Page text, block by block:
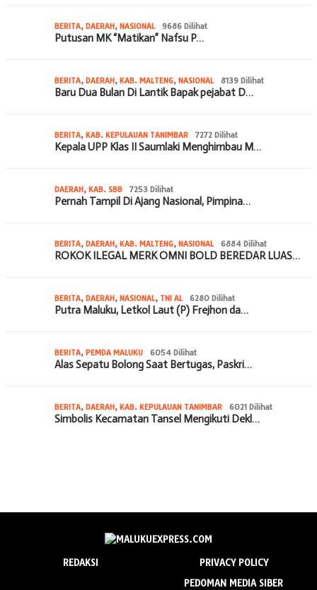
BERITA, DAERAH, NASIONAL 9686 Dilihat
Putusan MK “Matikan” Nafsu P…
BERITA, DAERAH, KAB. MALTENG, NASIONAL 8139 Dilihat
Baru Dua Bulan Di Lantik Bapak pejabat D…
BERITA, KAB. KEPULAUAN TANIMBAR 7272 Dilihat
Kepala UPP Klas II Saumlaki Menghimbau M…
DAERAH, KAB. SBB 7253 Dilihat
Pernah Tampil Di Ajang Nasional, Pimpina…
BERITA, DAERAH, KAB. MALTENG, NASIONAL 6884 Dilihat
ROKOK ILEGAL MERK OMNI BOLD BEREDAR LUAS…
BERITA, DAERAH, NASIONAL, TNI AL 6280 Dilihat
Putra Maluku, Letkol Laut (P) Frejhon da…
BERITA, PEMDA MALUKU 6054 Dilihat
Alas Sepatu Bolong Saat Bertugas, Paskri…
BERITA, DAERAH, KAB. KEPULAUAN TANIMBAR 6021 Dilihat
Simbolis Kecamatan Tansel Mengikuti Dekl…
REDAKSI
PRIVACY POLICY
PEDOMAN MEDIA SIBER